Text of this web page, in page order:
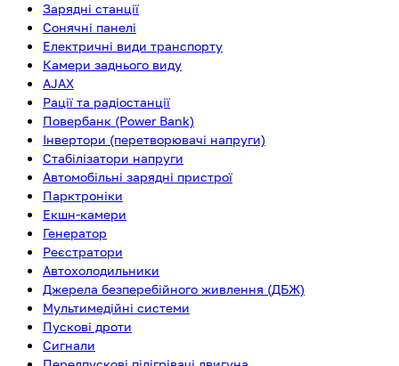
Зарядні станції
Сонячні панелі
Електричні види транспорту
Камери заднього виду
AJAX
Рації та радіостанції
Повербанк (Power Bank)
Інвертори (перетворювачі напруги)
Стабілізатори напруги
Автомобільні зарядні пристрої
Парктроніки
Екшн-камери
Генератор
Реєстратори
Автохолодильники
Джерела безперебійного живлення (ДБЖ)
Мультимедійні системи
Пускові дроти
Сигнали